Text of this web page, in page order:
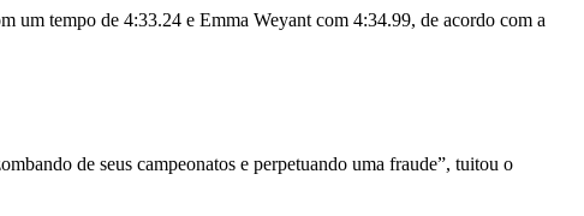
um tempo de 4:33.24 e Emma Weyant com 4:34.99, de acordo com a
de seus campeonatos e perpetuando uma fraude”, tuitou o